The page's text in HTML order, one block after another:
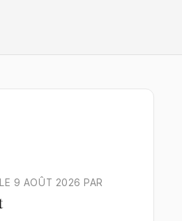
9 AOÛT 2026 PAR